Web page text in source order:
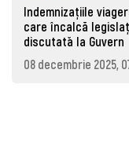
Indemnizațiile
care încalcă
discutatǎ la Guvern
08 decembrie 2025,